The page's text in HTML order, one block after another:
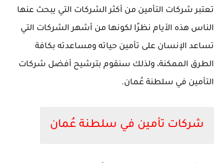
تعتبر شركات التأمين من أكثر الشركات التي يبحث عنها
الناس هذه الأيام نظرًا لكونها من أشهر الشركات التي
تساعد الإنسان على تأمين حياته ومساعدته بكافة
الطرق الممكنة، ولذلك سنقوم بترشيح أفضل شركات
التأمين في سلطنة عُمان.
شركات تأمين في سلطنة عُمان